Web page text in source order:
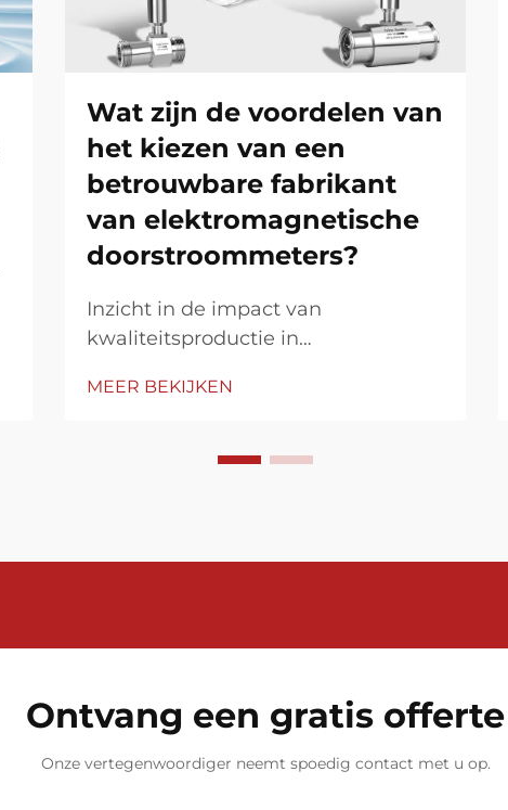
Wat zijn de voordelen van
het kiezen van een
betrouwbare fabrikant
van elektromagnetische
doorstroommeters?
Inzicht in de impact van
kwaliteitsproductie in
de complexe wereld van industriële
van een fabrikant van
MEER BEKIJKEN
Ontvang een gratis offerte
Onze vertegenwoordiger neemt spoedig contact met u op.